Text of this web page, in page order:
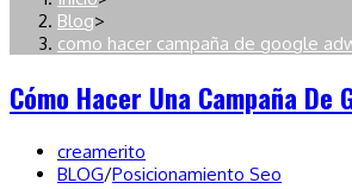
Blog>
como hacer campaña de google
Cómo Hacer Una Campaña De
Autor
de
creamerito
Categoría
BLOG/Posicionamiento Seo